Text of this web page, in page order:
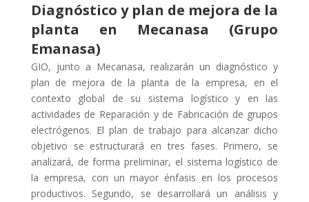
Diagnóstico y plan de mejora de la
planta en Mecanasa (Grupo
Emanasa)
GIO, junto a Mecanasa, realizarán un diagnóstico y
plan de mejora de la planta de la empresa, en el
contexto global de su sistema logístico y en las
actividades de Reparación y de Fabricación de grupos
electrógenos. El plan de trabajo para alcanzar dicho
objetivo se estructurará en tres fases. Primero, se
analizará, de forma preliminar, el sistema logístico de
la empresa, con un mayor énfasis en los procesos
productivos. Segundo, se desarrollará un análisis y